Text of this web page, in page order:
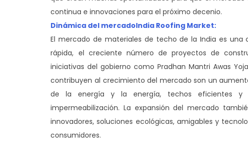
continua e innovaciones para el próximo decenio.
Dinámica del mercadoIndia Roofing Market:
El mercado de materiales de techo de la India es
rápida, el creciente número de proyectos de
iniciativas del gobierno como Pradhan Mantri Awas
contribuyen al crecimiento del mercado son un
de la energía y la energía, techos eficientes
impermeabilización. La expansión del mercado
innovadores, soluciones ecológicas, amigables y
consumidores.